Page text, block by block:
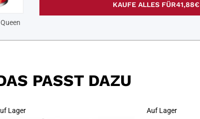
KAUFE ALLES FÜR41,88€
PASST DAZU
Lager Auf Lager